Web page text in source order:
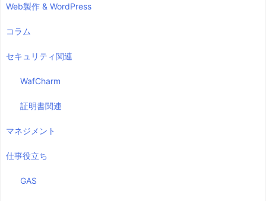
Web製作 & WordPress
コラム
セキュリティ関連
WafCharm
証明書関連
マネジメント
仕事役立ち
GAS